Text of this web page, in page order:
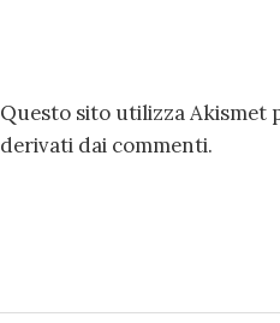
Questo sito utilizza Akismet
derivati dai commenti.